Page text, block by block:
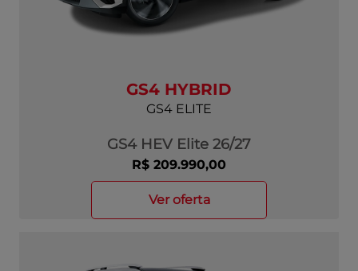
GS4 HYBRID
GS4 ELITE
GS4 HEV Elite 26/27
R$ 209.990,00
ver oferta